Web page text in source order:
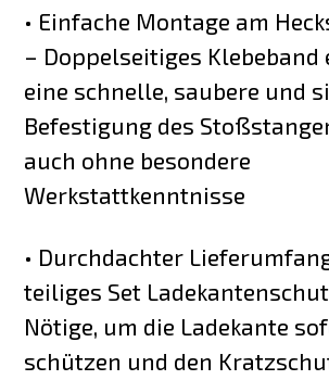
• Einfache Montage am
– Doppelseitiges
eine schnelle, saubere und
Befestigung des
auch ohne besondere
Werkstattkenntnisse
• Durchdachter
teiliges Set
Nötige, um die Ladekante
schützen und den